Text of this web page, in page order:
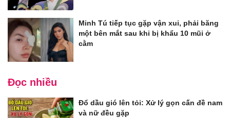
Minh Tú tiếp tục gặp vận xui, phải băng
một bên mắt sau khi bị khẩu 10 mũi ở
cằm
Đọc nhiều
Đổ dầu gió lên tỏi: Xử lý gọn cấn đề nam
và nữ đều gặp